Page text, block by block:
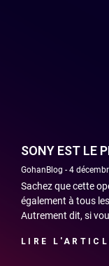
SONY EST LE
GohanBlog 4
Sachez que cette
également à tous
Autrement dit, si
LIRE